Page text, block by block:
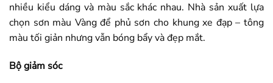
nhiều kiểu dáng và màu sắc khác nhau. Nhà sản xuất lựa
chọn sơn màu Vàng để phủ sơn cho khung xe đạp – tông
màu tối giản nhưng vẫn bóng bẩy và đẹp mắt.
Bộ giảm sóc